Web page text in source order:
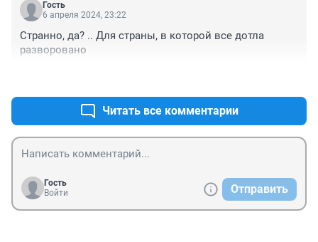
Гость
6 апреля 2024, 23:22
Странно, да? .. Для страны, в которой все дотла
разворовано
Читать все комментарии
Гость
Войти
Отправить